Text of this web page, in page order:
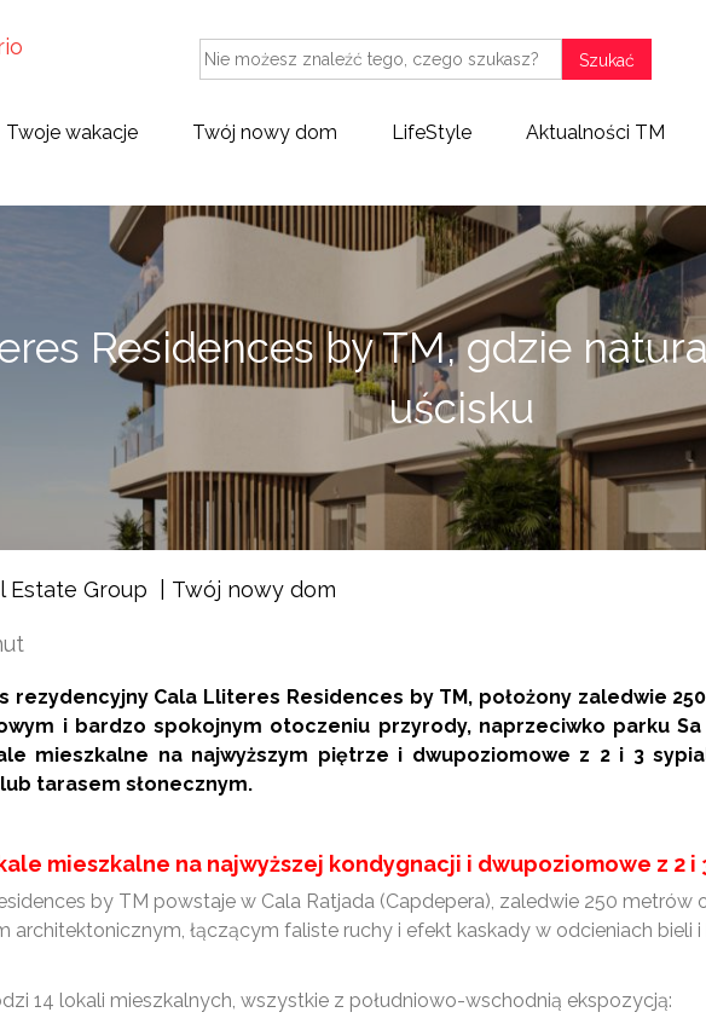
Szukać
Twoje wakacje Twój nowy dom LifeStyle Aktualności TM
Residences by TM, gdzie
uścisku
Estate Group Twój nowy dom
rezydencyjny Cala Lliteres Residences by TM, położony zaledwie
i bardzo spokojnym otoczeniu przyrody, naprzeciwko parku
mieszkalne na najwyższym piętrze i dwupoziomowe z 2 i 3
tarasem słonecznym.
mieszkalne na najwyższej kondygnacji i dwupoziomowe z 2
by TM powstaje w Cala Ratjada (Capdepera), zaledwie 250 metrów
architektonicznym, łączącym faliste ruchy i efekt kaskady w odcieniach bieli
14 lokali mieszkalnych, wszystkie z południowo-wschodnią ekspozycją: